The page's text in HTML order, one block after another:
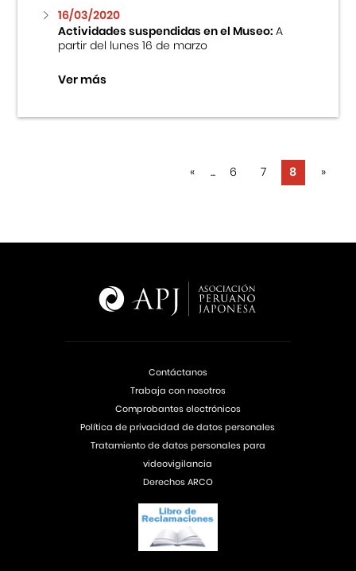
16/03/2020
Actividades suspendidas en el Museo:A
partir del lunes 16 de marzo
Ver más
« ... 6 7 8 »
Contáctanos
Trabaja con nosotros
Comprobantes electrónicos
Política de privacidad de datos personales
Tratamiento de datos personales para
videovigilancia
Derechos ARCO